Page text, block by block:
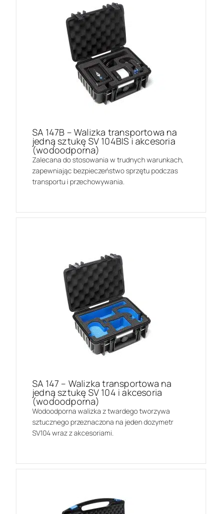
SA 147B – Walizka transportowa na
jedną sztukę SV 104BIS i akcesoria
(wodoodporna)
Zalecana do stosowania w trudnych warunkach,
zapewniając bezpieczeństwo sprzętu podczas
transportu i przechowywania.
SA 147 – Walizka transportowa na
jedną sztukę SV 104 i akcesoria
(wodoodporna)
Wodoodporna walizka z twardego tworzywa
sztucznego przeznaczona na jeden dozymetr
SV104 wraz z akcesoriami.